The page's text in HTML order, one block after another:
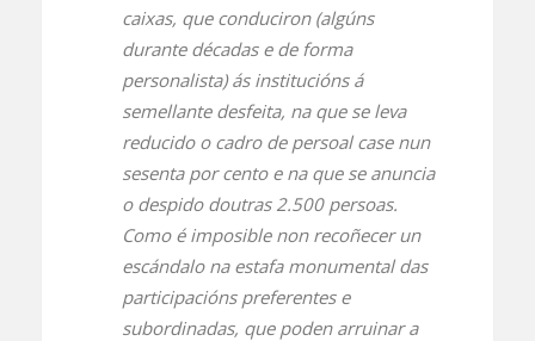
caixas, que conduciron (algúns
durante décadas e de forma
personalista) ás institucións á
semellante desfeita, na que se leva
reducido o cadro de persoal case nun
sesenta por cento e na que se anuncia
o despido doutras 2.500 persoas.
Como é imposible non recoñecer un
escándalo na estafa monumental das
participacións preferentes e
subordinadas, que poden arruinar a